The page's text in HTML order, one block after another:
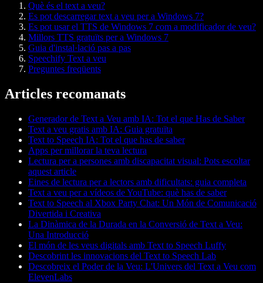
Què és el text a veu?
Es pot descarregar text a veu per a Windows 7?
Es pot usar el TTS de Windows 7 com a modificador de veu?
Millors TTS gratuïts per a Windows 7
Guia d'instal·lació pas a pas
Speechify Text a veu
Preguntes freqüents
Articles recomanats
Generador de Text a Veu amb IA: Tot el que Has de Saber
Text a veu gratis amb IA: Guia gratuïta
Text to Speech IA: Tot el que has de saber
Apps per millorar la teva lectura
Lectura per a persones amb discapacitat visual: Pots escoltar
aquest article
Eines de lectura per a lectors amb dificultats: guia completa
Text a veu per a vídeos de YouTube: què has de saber
Text to Speech al Xbox Party Chat: Un Món de Comunicació
Divertida i Creativa
La Dinàmica de la Durada en la Conversió de Text a Veu:
Una Introducció
El món de les veus digitals amb Text to Speech Luffy
Descobrint les innovacions del Text to Speech Lab
Descobreix el Poder de la Veu: L'Univers del Text a Veu com
ElevenLabs